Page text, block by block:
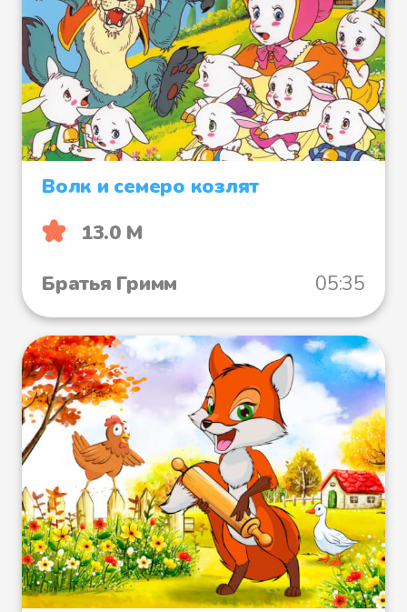
Волк и семеро козлят
13.0 М
Братья Гримм
05:35